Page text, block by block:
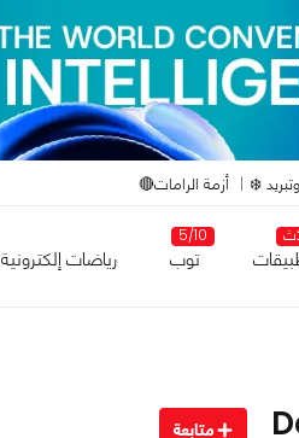
❄️ أزمة الرامات🔴
5/10
توب رياضات إلكترونية
متابعة